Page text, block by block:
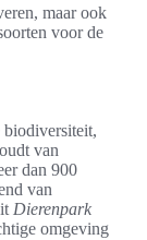
maar ook
voor de
van
dan 900
van
Dierenpark
omgeving